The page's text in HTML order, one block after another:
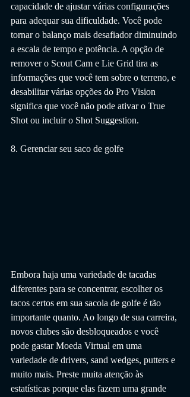
capacidade de ajustar várias configurações
para adequar sua dificuldade. Você pode
tornar o balanço mais desafiador diminuindo
a escala de tempo e potência. A opção de
remover o Scout Cam e Lie Grid tira as
informações que você tem sobre o terreno, e
desabilitar várias opções do Pro Vision
significa que você não pode ativar o True
Shot ou incluir o Shot Suggestion.
8. Gerenciar seu saco de golfe
Embora haja uma variedade de tacadas
diferentes para se concentrar, escolher os
tacos certos em sua sacola de golfe é tão
importante quanto. Ao longo de sua carreira,
novos clubes são desbloqueados e você
pode gastar Moeda Virtual em uma
variedade de drivers, sand wedges, putters e
muito mais. Preste muita atenção às
estatísticas porque elas fazem uma grande